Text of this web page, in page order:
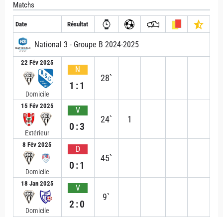
Matchs
Date Résultat
National 3 - Groupe B 2024-2025
22 Fév 2025
Domicile
N
1:1
28`
15 Fév 2025
Extérieur
V
0:3
24` 1
8 Fév 2025
Domicile
D
0:1
45`
18 Jan 2025
Domicile
V
2:0
9`